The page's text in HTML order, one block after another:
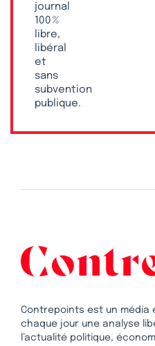
journal
100 %
libre,
libéral
et
sans
subvention
publique.
Contrepoints est un média
chaque jour une analyse
l’actualité politique,